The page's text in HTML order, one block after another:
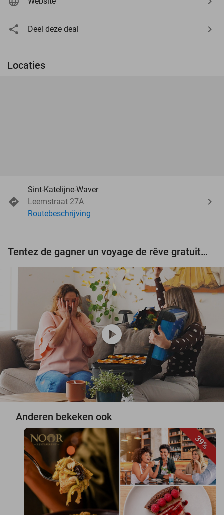
Deel deze deal
Locaties
Sint-Katelijne-Waver
Leemstraat 27A
Routebeschrijving
Tentez de gagner un voyage de rêve gratuit d'une valeur de 3.000 € !
play_circle
Anderen bekeken ook
39%